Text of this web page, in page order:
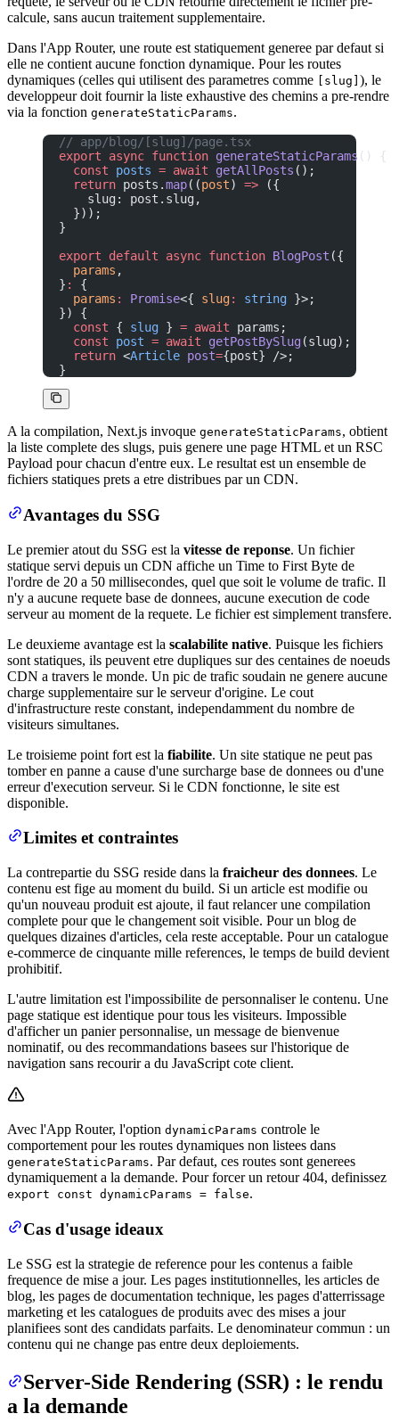
calcule, sans aucun traitement supplementaire.
Dans l'App Router, une route est statiquement generee par defaut si
elle ne contient aucune fonction dynamique. Pour les routes
dynamiques (celles qui utilisent des parametres comme
[slug] ), le
developpeur doit fournir la liste exhaustive des chemins a pre-rendre
via la fonction generateStaticParams.
// app/blog/[slug]/page.tsx
export async function generateStaticParams () {
  const
posts = await getAllPosts ();
  return
posts.map((post) => ({
    slug: post.slug,
  }));
}
export default async function BlogPost ({
  params
,
} :
{
  params
: Promise<{ slug: string }>;
}) {
  const
{ slug } = await params;
  const
post = await getPostBySlug(slug);
  return
<Article post={post} />;
}
A la compilation, Next.js invoque generateStaticParams, obtient
la liste complete des slugs, puis genere une page HTML et un RSC
Payload pour chacun d'entre eux. Le resultat est un ensemble de
fichiers statiques prets a etre distribues par un CDN.
Avantages du SSG
Le premier atout du SSG est la vitesse de reponse. Un fichier
statique servi depuis un CDN affiche un Time to First Byte de
l'ordre de 20 a 50 millisecondes, quel que soit le volume de trafic. Il
n'y a aucune requete base de donnees, aucune execution de code
serveur au moment de la requete. Le fichier est simplement transfere.
Le deuxieme avantage est la scalabilite native. Puisque les fichiers
sont statiques, ils peuvent etre dupliques sur des centaines de noeuds
CDN a travers le monde. Un pic de trafic soudain ne genere aucune
charge supplementaire sur le serveur d'origine. Le cout
d'infrastructure reste constant, independamment du nombre de
visiteurs simultanes.
Le troisieme point fort est la fiabilite. Un site statique ne peut pas
tomber en panne a cause d'une surcharge base de donnees ou d'une
erreur d'execution serveur. Si le CDN fonctionne, le site est
disponible.
Limites et contraintes
La contrepartie du SSG reside dans la fraicheur des donnees. Le
contenu est fige au moment du build. Si un article est modifie ou
qu'un nouveau produit est ajoute, il faut relancer une compilation
complete pour que le changement soit visible. Pour un blog de
quelques dizaines d'articles, cela reste acceptable. Pour un catalogue
e-commerce de cinquante mille references, le temps de build devient
prohibitif.
L'autre limitation est l'impossibilite de personnaliser le contenu. Une
page statique est identique pour tous les visiteurs. Impossible
d'afficher un panier personnalise, un message de bienvenue
nominatif, ou des recommandations basees sur l'historique de
navigation sans recourir a du JavaScript cote client.
Avec l'App Router, l'option dynamicParams controle le
comportement pour les routes dynamiques non listees dans
generateStaticParams. Par defaut, ces routes sont generees
dynamiquement a la demande. Pour forcer un retour 404, definissez
export const dynamicParams = false.
Cas d'usage ideaux
Le SSG est la strategie de reference pour les contenus a faible
frequence de mise a jour. Les pages institutionnelles, les articles de
blog, les pages de documentation technique, les pages d'atterrissage
marketing et les catalogues de produits avec des mises a jour
planifiees sont des candidats parfaits. Le denominateur commun : un
contenu qui ne change pas entre deux deploiements.
Server-Side Rendering (SSR) : le rendu
a la demande